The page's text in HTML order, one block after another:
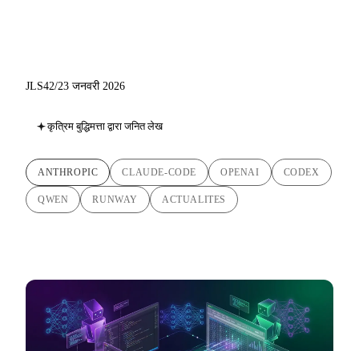
JLS42/23 जनवरी 2026
कृत्रिम बुद्धिमत्ता द्वारा जनित लेख
ANTHROPIC CLAUDE-CODE OPENAI CODEX
QWEN RUNWAY ACTUALITES